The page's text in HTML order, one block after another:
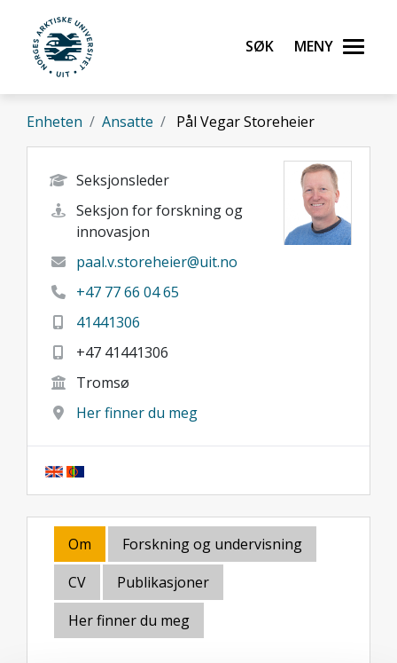
Gå til hovedinnhold
UiT Norges arktiske universitet
Søk Meny
Enheten Ansatte Pål Vegar Storeheier
Seksjonsleder
Seksjon for forskning og
innovasjon
paal.v.storeheier@uit.no
+47 77 66 04 65
41441306
+47 41441306
Tromsø
Her finner du meg
Om
Forskning og undervisning
CV
Publikasjoner
Her finner du meg